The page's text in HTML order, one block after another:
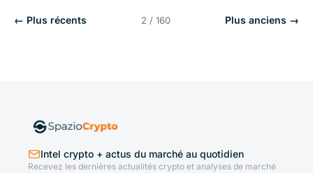
← Plus récents 2 / 160 Plus anciens →
Intel crypto + actus du marché au quotidien
Recevez les dernières actualités crypto et analyses de marché